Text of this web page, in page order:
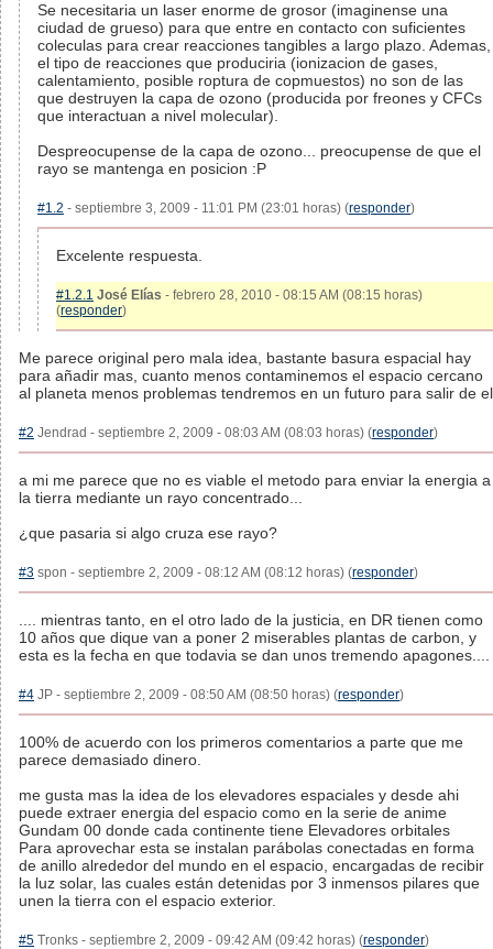
Se necesitaria un laser enorme de grosor (imaginense una
ciudad de grueso) para que entre en contacto con suficientes
coleculas para crear reacciones tangibles a largo plazo. Ademas,
el tipo de reacciones que produciria (ionizacion de gases,
calentamiento, posible roptura de copmuestos) no son de las
que destruyen la capa de ozono (producida por freones y CFCs
que interactuan a nivel molecular).
Despreocupense de la capa de ozono... preocupense de que el
rayo se mantenga en posicion :P
#1.2 - septiembre 3, 2009 - 11:01 PM (23:01 horas) (responder)
Excelente respuesta.
#1.2.1 José Elías - febrero 28, 2010 - 08:15 AM (08:15 horas)
(responder)
Me parece original pero mala idea, bastante basura espacial hay
para añadir mas, cuanto menos contaminemos el espacio cercano
al planeta menos problemas tendremos en un futuro para salir de el
#2 Jendrad - septiembre 2, 2009 - 08:03 AM (08:03 horas) (responder)
a mi me parece que no es viable el metodo para enviar la energia a
la tierra mediante un rayo concentrado...
¿que pasaria si algo cruza ese rayo?
#3 spon - septiembre 2, 2009 - 08:12 AM (08:12 horas) (responder)
.... mientras tanto, en el otro lado de la justicia, en DR tienen como
10 años que dique van a poner 2 miserables plantas de carbon, y
esta es la fecha en que todavia se dan unos tremendo apagones....
#4 JP - septiembre 2, 2009 - 08:50 AM (08:50 horas) (responder)
100% de acuerdo con los primeros comentarios a parte que me
parece demasiado dinero.
me gusta mas la idea de los elevadores espaciales y desde ahi
puede extraer energia del espacio como en la serie de anime
Gundam 00 donde cada continente tiene Elevadores orbitales
Para aprovechar esta se instalan parábolas conectadas en forma
de anillo alrededor del mundo en el espacio, encargadas de recibir
la luz solar, las cuales están detenidas por 3 inmensos pilares que
unen la tierra con el espacio exterior.
#5 Tronks - septiembre 2, 2009 - 09:42 AM (09:42 horas) (responder)